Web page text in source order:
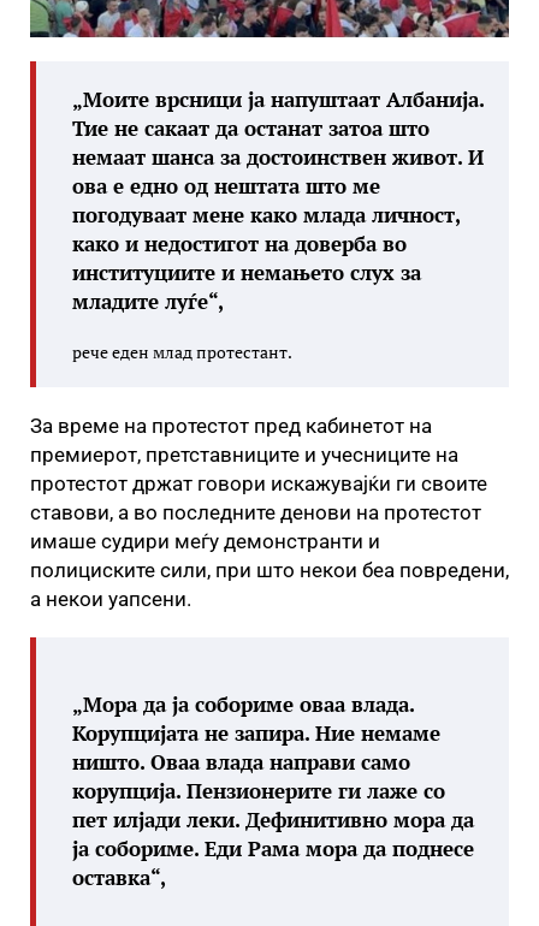
„Моите врсници ја напуштаат Албанија.
Тие не сакаат да останат затоа што
немаат шанса за достоинствен живот. И
ова е едно од нештата што ме
погодуваат мене како млада личност,
како и недостигот на доверба во
институциите и немањето слух за
младите луѓе“,
рече еден млад протестант.
За време на протестот пред кабинетот на
премиерот, претставниците и учесниците на
протестот држат говори искажувајќи ги своите
ставови, а во последните денови на протестот
имаше судири меѓу демонстранти и
полициските сили, при што некои беа повредени,
а некои уапсени.
„Мора да ја собориме оваа влада.
Корупцијата не запира. Ние немаме
ништо. Оваа влада направи само
корупција. Пензионерите ги лаже со
пет илјади леки. Дефинитивно мора да
ја собориме. Еди Рама мора да поднесе
оставка“,